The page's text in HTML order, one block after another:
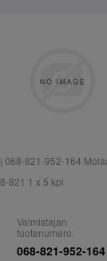
068-821-952-164
821 1 x 5 kpl
Valmistajan
tuotenumero:
068-821-952-164